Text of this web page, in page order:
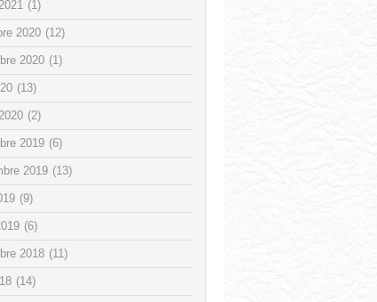
(1)
2020 (12)
2020 (1)
(13)
(2)
2019 (6)
2019 (13)
(9)
(6)
2018 (11)
(14)